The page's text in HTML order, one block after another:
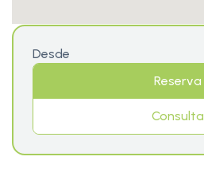
Desde
Reserva
Consulta